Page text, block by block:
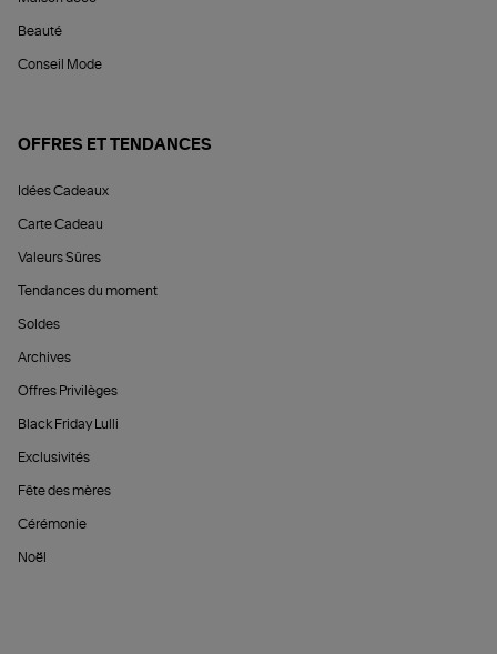
Beauté
Conseil Mode
OFFRES ET TENDANCES
Idées Cadeaux
Carte Cadeau
Valeurs Sûres
Tendances du moment
Soldes
Archives
Offres Privilèges
Black Friday Lulli
Exclusivités
Fête des mères
Cérémonie
Noël